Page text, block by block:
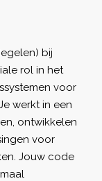
bij
rol in het
voor
werkt in een
ontwikkelen
voor
Jouw code